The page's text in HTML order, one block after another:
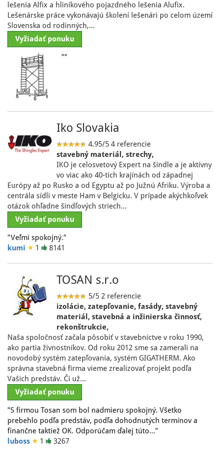
lešenia Alfix a hliníkového pojazdného lešenia Alufix.
Lešenárske práce vykonávajú školení lešenári po celom území
Slovenska od rodinných,…
Vyžiadať ponuku
""
Iko Slovakia
4.95/5 4 referencie
stavebný materiál, strechy,
IKO je celosvetový Expert na šindle a je aktívny
vo viac ako 40-tich krajínách od západnej
Európy až po Rusko a od Egyptu až po Južnú Afriku. Výroba a
centrála sídli v meste Ham v Belgicku. V prípade akýchkoľvek
otázok ohľadne šindľových striech…
Vyžiadať ponuku
"Veľmi spokojný."
kumi
1 8141
TOSAN s.r.o
5/5 2 referencie
izolácie, zatepľovanie, fasády, stavebný
materiál, stavebná a inžinierska činnosť,
rekonštrukcie,
Naša spoločnosť začala pôsobiť v stavebníctve v roku 1990,
ako partia živnostníkov. Od roku 2012 sme sa zamerali na
novodobý systém zatepľovania, systém GIGATHERM. Ako
správna stavebná firma vieme zrealizovať projekt podľa
Vašich predstáv. Či už…
Vyžiadať ponuku
"S firmou Tosan som bol nadmieru spokojný. Všetko
prebehlo podľa predstáv, podľa dohodnutých termínov a
finančne taktiež OK. Odporúčam ďalej túto…"
luboss
1 3267